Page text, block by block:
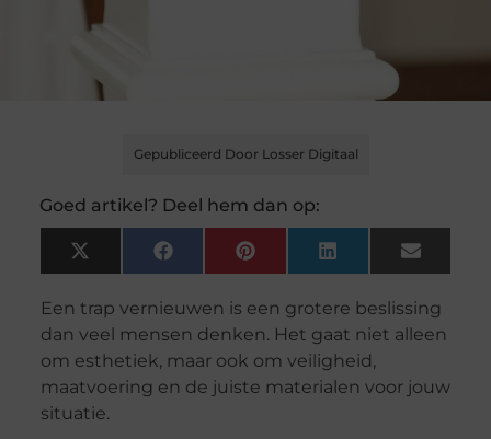
Gepubliceerd Door Losser Digitaal
Goed artikel? Deel hem dan op:
X
(Twitter)
FacebookPinterest LinkedIn Email
Een trap vernieuwen is een grotere beslissing
dan veel mensen denken. Het gaat niet alleen
om esthetiek, maar ook om veiligheid,
maatvoering en de juiste materialen voor jouw
situatie.